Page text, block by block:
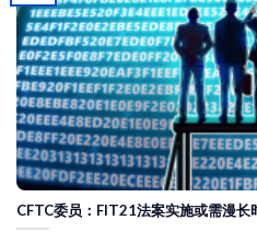
CFTC委员：FIT21法案实施或需漫长